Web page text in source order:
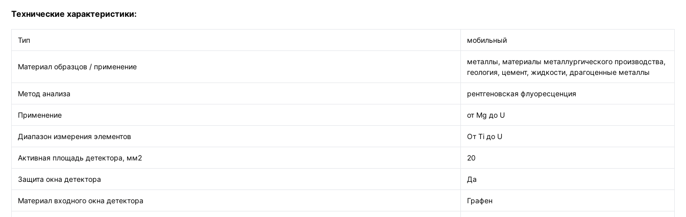
Технические характеристики:
Тип мобильный
Материал образцов / применение
металлы, материалы металлургического производства,
геология, цемент, жидкости, драгоценные металлы
Метод анализа рентгеновская флуоресценция
Применение от Mg до U
Диапазон измерения элементов От Ti до U
Активная площадь детектора, мм2 20
Защита окна детектора Да
Материал входного окна детектора Графен